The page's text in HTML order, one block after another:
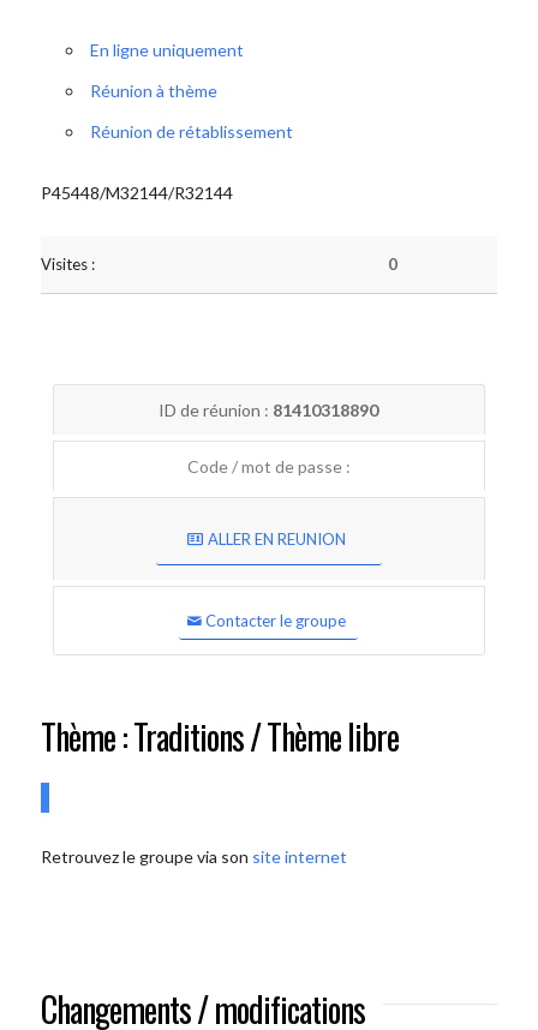
En ligne uniquement
Réunion à thème
Réunion de rétablissement
P45448/M32144/R32144
Visites : 0
ID de réunion : 81410318890
Code / mot de passe :
ALLER EN REUNION
Contacter le groupe
Thème : Traditions / Thème libre
Retrouvez le groupe via son site internet
Changements / modifications